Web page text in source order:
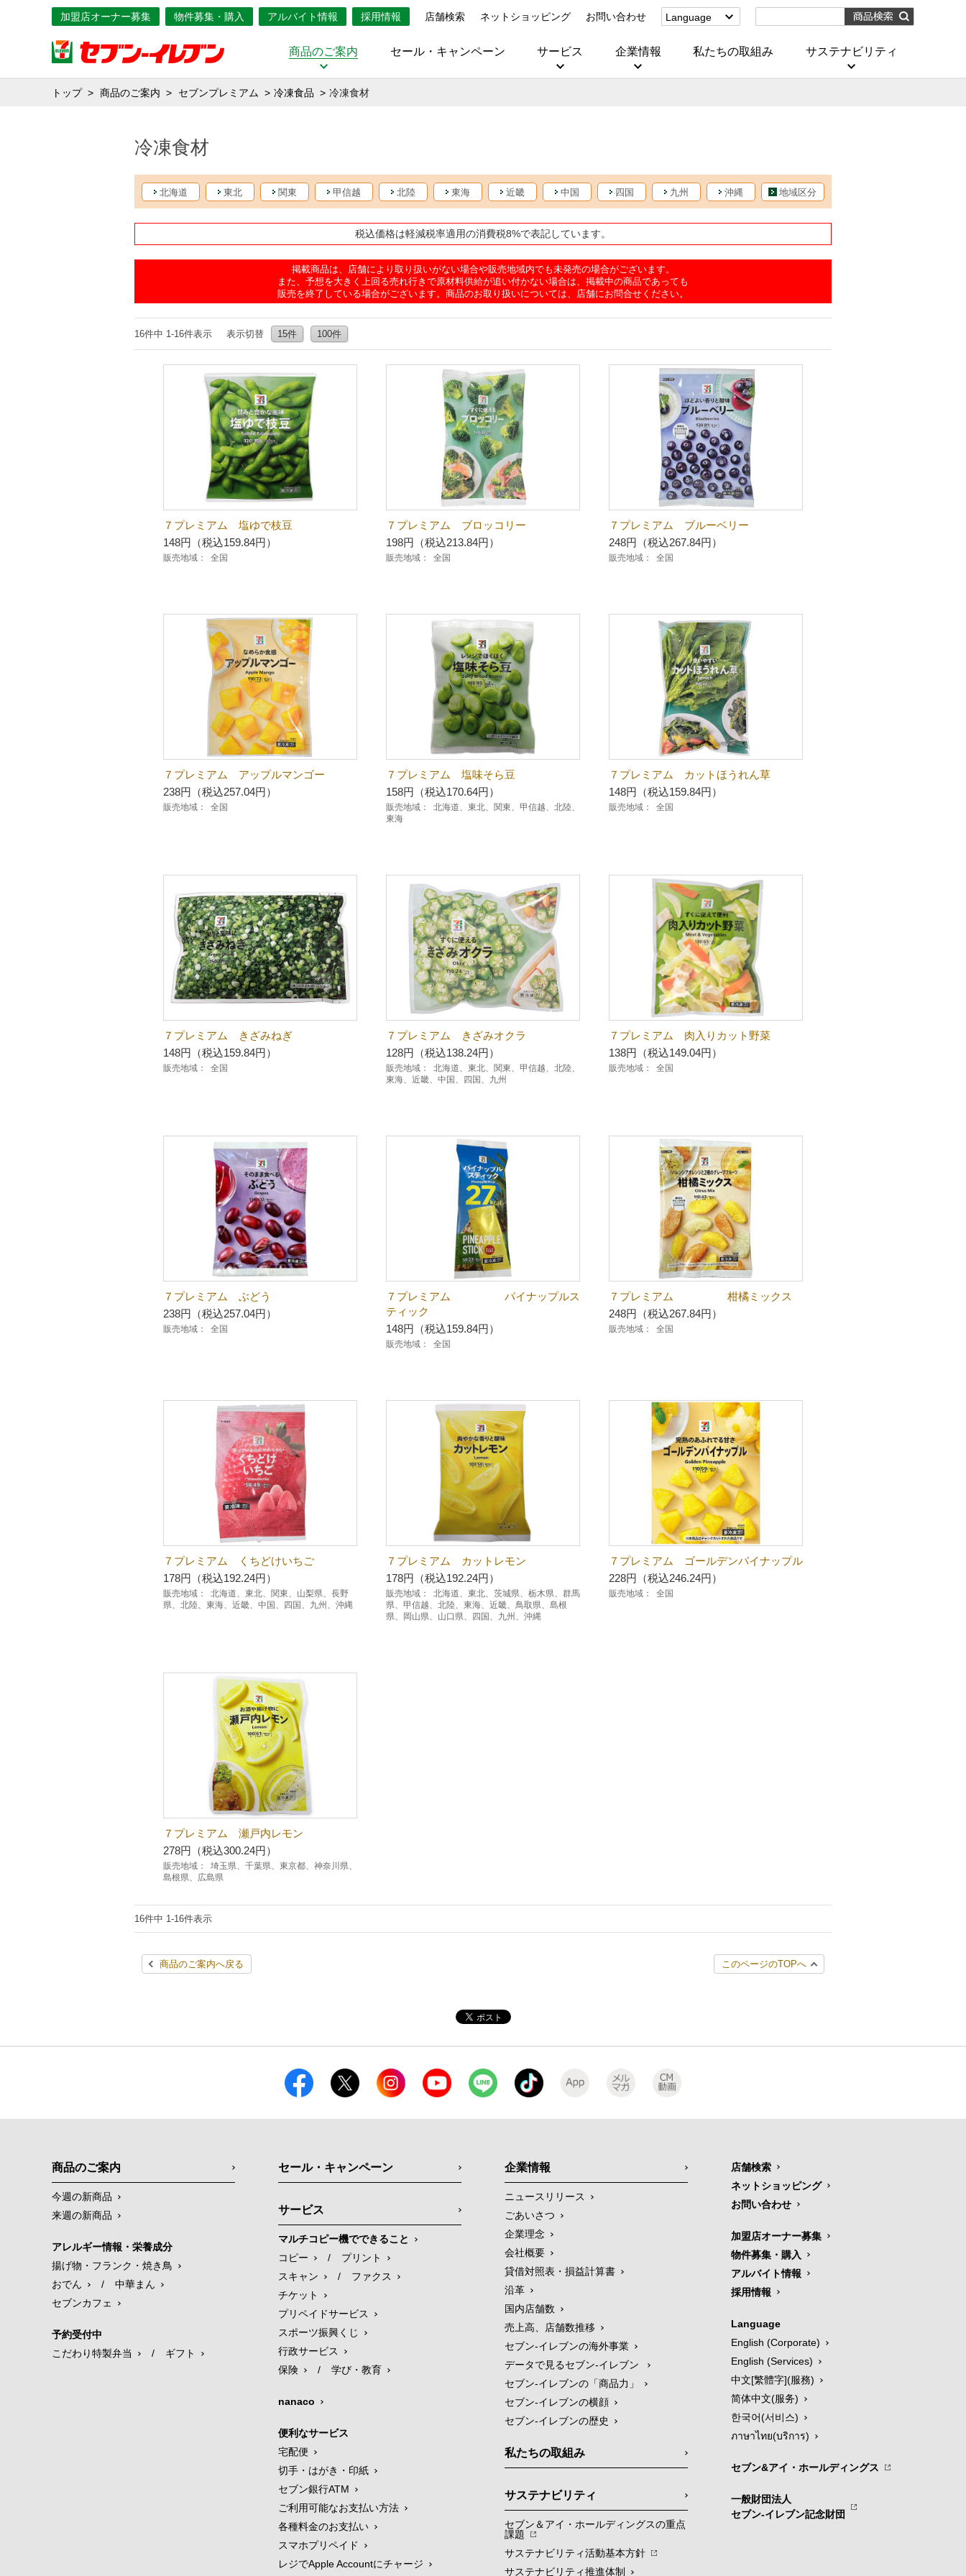
加盟店オーナー募集 物件募集・購入 アルバイト情報 採用情報 店舗検索 ネットショッピング お問い合わせ
Language
(Corporate)
(บริการ)
商品のご案内 セール・キャンペーン サービス 企業情報 私たちの取組み サステナビリティ
トップ 商品のご案内 セブンプレミアム 冷凍食品 冷凍食材
冷凍食材
北海道 東北 関東 甲信越 北陸 東海 近畿 中国 四国 九州 沖縄 地域区分
税込価格は軽減税率適用の消費税8%で表記しています。
掲載商品は、店舗により取り扱いがない場合や販売地域内でも未発売の場合がございます。
また、予想を大きく上回る売れ行きで原材料供給が追い付かない場合は、掲載中の商品であっても
販売を終了している場合がございます。商品のお取り扱いについては、店舗にお問合せください。
16件中 1-16件表示 表示切替 15件 100件
７プレミアム 塩ゆで枝豆
148円（税込159.84円）
販売地域： 全国
７プレミアム ブロッコリー
198円（税込213.84円）
販売地域： 全国
７プレミアム ブルーベリー
248円（税込267.84円）
販売地域： 全国
７プレミアム アップルマンゴー
238円（税込257.04円）
販売地域： 全国
７プレミアム 塩味そら豆
158円（税込170.64円）
販売地域：
北海道、東北、関東、甲信越、北陸、
東海
７プレミアム カットほうれん草
148円（税込159.84円）
販売地域： 全国
７プレミアム きざみねぎ
148円（税込159.84円）
販売地域： 全国
７プレミアム きざみオクラ
128円（税込138.24円）
販売地域：
北海道、東北、関東、甲信越、北陸、
東海、近畿、中国、四国、九州
７プレミアム 肉入りカット野菜
138円（税込149.04円）
販売地域： 全国
７プレミアム ぶどう
238円（税込257.04円）
販売地域： 全国
７プレミアム パイナップルス
ティック
148円（税込159.84円）
販売地域： 全国
７プレミアム 柑橘ミックス
248円（税込267.84円）
販売地域： 全国
７プレミアム くちどけいちご
178円（税込192.24円）
販売地域：
北海道、東北、関東、山梨県、長野
県、北陸、東海、近畿、中国、四国、九州、沖縄
７プレミアム カットレモン
178円（税込192.24円）
販売地域：
北海道、東北、茨城県、栃木県、群馬
県、甲信越、北陸、東海、近畿、鳥取県、島根
県、岡山県、山口県、四国、九州、沖縄
７プレミアム ゴールデンパイナップル
228円（税込246.24円）
販売地域： 全国
７プレミアム 瀬戸内レモン
278円（税込300.24円）
販売地域：
埼玉県、千葉県、東京都、神奈川県、
島根県、広島県
16件中 1-16件表示
商品のご案内へ戻る このページのTOPへ
商品のご案内
今週の新商品
来週の新商品
アレルギー情報・栄養成分
揚げ物・フランク・焼き鳥
おでん
/
中華まん
セブンカフェ
予約受付中
こだわり特製弁当
/ ギフト
セール・キャンペーン
サービス
マルチコピー機でできること
コピー
/
プリント
スキャン
/
ファクス
チケット
プリペイドサービス
スポーツ振興くじ
行政サービス
保険
/ 学び・教育
nanaco
便利なサービス
宅配便
切手・はがき・印紙
セブン銀行ATM
ご利用可能なお支払い方法
各種料金のお支払い
スマホプリペイド
レジでApple Accountにチャージ
企業情報
ニュースリリース
ごあいさつ
企業理念
会社概要
貸借対照表・損益計算書
沿革
国内店舗数
売上高、店舗数推移
セブン‐イレブンの海外事業
データで見るセブン‐イレブン
セブン‐イレブンの「商品力」
セブン-イレブンの横顔
セブン-イレブンの歴史
私たちの取組み
サステナビリティ
セブン＆アイ・ホールディングスの重点
課題
サステナビリティ活動基本方針
サステナビリティ推進体制
店舗検索
ネットショッピング
お問い合わせ
加盟店オーナー募集
物件募集・購入
アルバイト情報
採用情報
Language
English (Corporate)
English (Services)
中文[繁體字](服務)
简体中文(服务)
한국어(서비스)
ภาษาไทย(บริการ)
セブン&アイ・ホールディングス
一般財団法人
セブン-イレブン記念財団